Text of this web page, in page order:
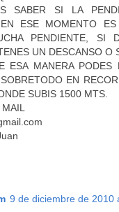
SABER SI LA
EN ESE MOMENTO
PENDIENTE, SI
UN DESCANSO O
ESA MANERA PODES
EN
SUBIS 1500 MTS.
9 de diciembre de 2010